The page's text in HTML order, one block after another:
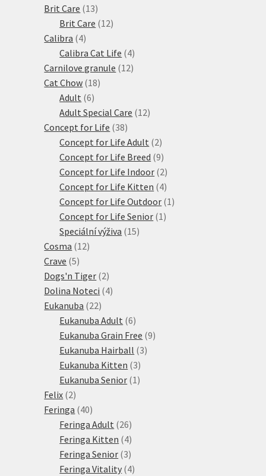
produktů
Brit Care 1313
produktů
Brit Care 1212
Calibra 44
produkty
Calibra Cat Life 44
produkty
Carnilove granule 1212
Cat Chow 1818
Adult 66
produktů
Adult Special Care 1212
Concept for Life 3838
produktů
Concept for Life Adult 22
produkty
Concept for Life Breed 99
produktů
Concept for Life Indoor 22
produkty
Concept for Life Kitten 44
produkty
Concept for Life Outdoor 1 1
Concept for Life Senior 1 1
Speciální výživa 1515
Cosma 1212
Crave 55
produktů
Dogs'n Tiger 22
produkty
Dolina Noteci 44
Eukanuba 2222
produktů
Eukanuba Adult 66
produktů
Eukanuba Grain Free 99
Eukanuba Hairball 33
Eukanuba Kitten 33
produkty
Eukanuba Senior 1 1
Felix 22
produkty
Feringa 4040
produktů
Feringa Adult 2626
produktů
Feringa Kitten 44
produkty
Feringa Senior 33
produkty
Feringa Vitality 44